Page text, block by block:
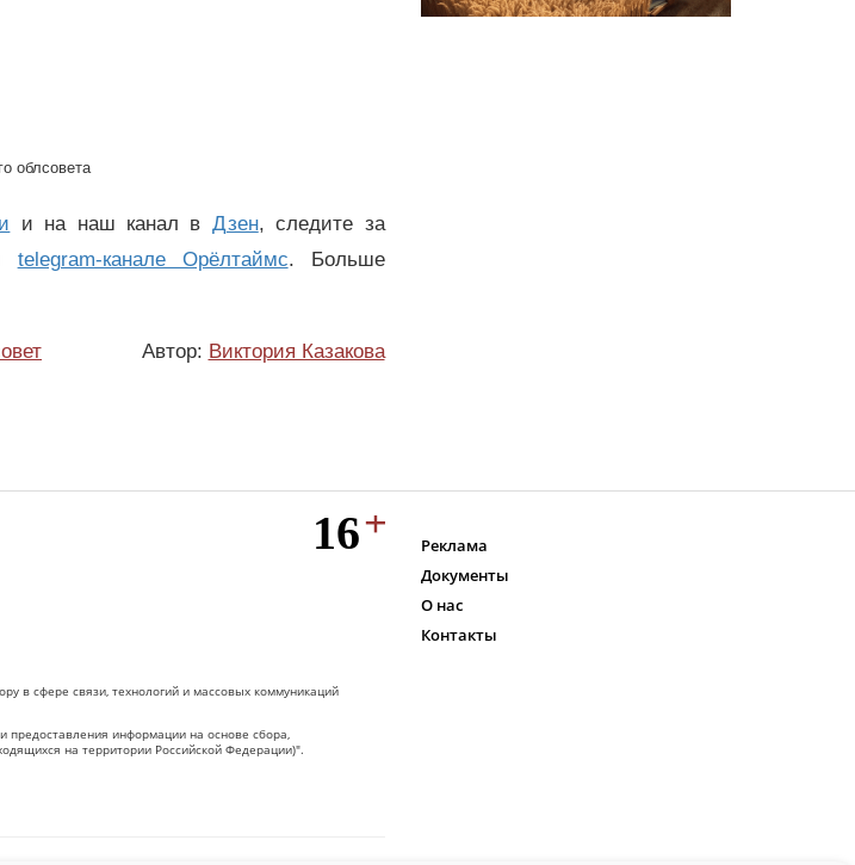
облсовета
и на наш канал в Дзен, следите за
telegram-канале Орёлтаймс. Больше
Автор: Виктория Казакова
в сфере связи, технологий и массовых коммуникаций
информации на основе сбора,
на территории Российской Федерации)".
Реклама
Документы
О нас
Контакты